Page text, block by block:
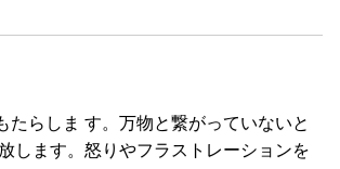
らしま す。万物と繋がっていないと
します。怒りやフラストレーションを